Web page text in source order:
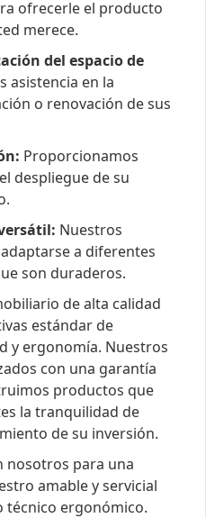
ofrecerle el producto
merece.
del espacio de
asistencia en la
o renovación de sus
Proporcionamos
despliegue de su
Nuestros
a diferentes
son duraderos.
de alta calidad
estándar de
y ergonomía. Nuestros
con una garantía
productos que
la tranquilidad de
de su inversión.
nosotros para una
amable y servicial
técnico ergonómico.